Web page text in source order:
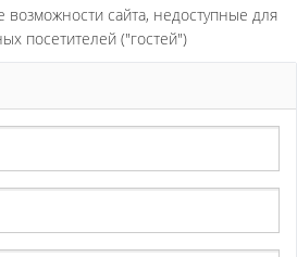
возможности сайта, недоступные для
посетителей ("гостей")